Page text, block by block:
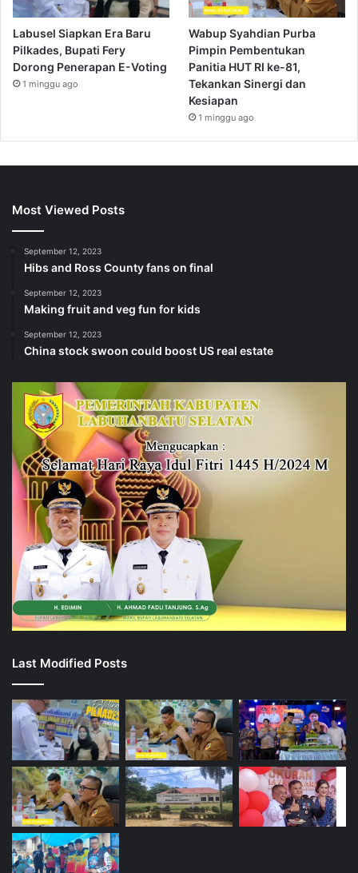
Labusel Siapkan Era Baru
Pilkades, Bupati Fery
Dorong Penerapan E-Voting
1 minggu ago
Wabup Syahdian Purba
Pimpin Pembentukan
Panitia HUT RI ke-81,
Tekankan Sinergi dan
Kesiapan
1 minggu ago
Most Viewed Posts
September 12, 2023
Hibs and Ross County fans on final
September 12, 2023
Making fruit and veg fun for kids
September 12, 2023
China stock swoon could boost US real estate
Last Modified Posts